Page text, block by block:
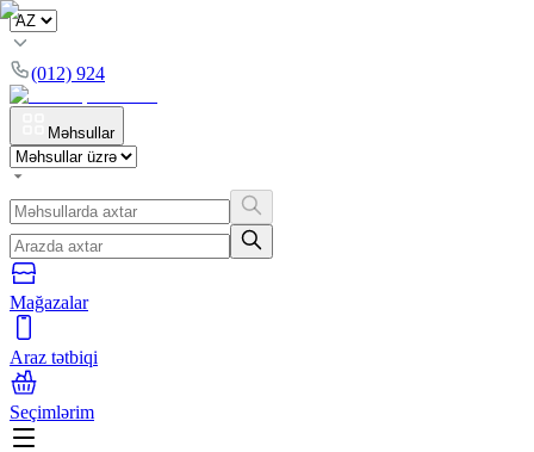
(012) 924
Məhsullar
Mağazalar
Araz tətbiqi
Seçimlərim